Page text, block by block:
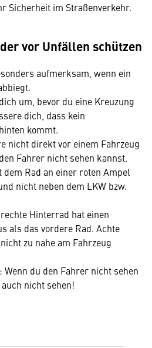
Sicherheit im Straßenverkehr.
vor Unfällen schützen
aufmerksam, wenn ein
um, bevor du eine Kreuzung
dich, dass kein
kommt.
nicht direkt vor einem Fahrzeug
Fahrer nicht sehen kannst.
Rad an einer roten Ampel
nicht neben dem LKW bzw.
Hinterrad hat einen
als das vordere Rad. Achte
zu nahe am Fahrzeug
du den Fahrer nicht sehen
nicht sehen!